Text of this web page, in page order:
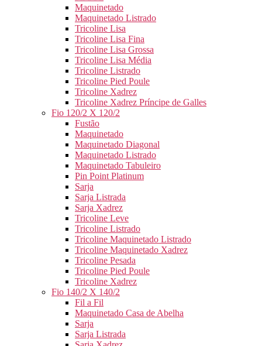
Maquinetado
Maquinetado Listrado
Tricoline Lisa
Tricoline Lisa Fina
Tricoline Lisa Grossa
Tricoline Lisa Média
Tricoline Listrado
Tricoline Pied Poule
Tricoline Xadrez
Tricoline Xadrez Príncipe de Galles
Fio 120/2 X 120/2
Fustão
Maquinetado
Maquinetado Diagonal
Maquinetado Listrado
Maquinetado Tabuleiro
Pin Point Platinum
Sarja
Sarja Listrada
Sarja Xadrez
Tricoline Leve
Tricoline Listrado
Tricoline Maquinetado Listrado
Tricoline Maquinetado Xadrez
Tricoline Pesada
Tricoline Pied Poule
Tricoline Xadrez
Fio 140/2 X 140/2
Fil a Fil
Maquinetado Casa de Abelha
Sarja
Sarja Listrada